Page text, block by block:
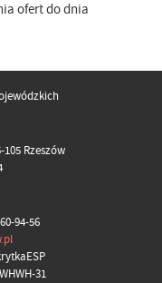
ofert do dnia
Rzeszów
94-56
31